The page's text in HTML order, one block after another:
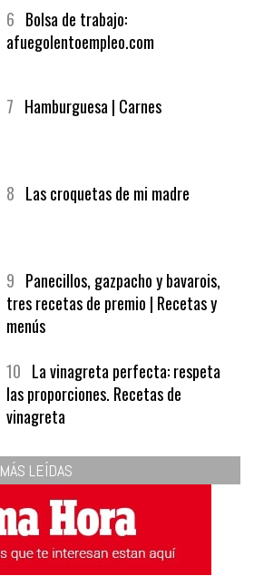
6 Bolsa de trabajo:
afuegolentoempleo.com
7 Hamburguesa | Carnes
8 Las croquetas de mi madre
9 Panecillos, gazpacho y bavarois,
tres recetas de premio | Recetas y
menús
10 La vinagreta perfecta: respeta
las proporciones. Recetas de
vinagreta
MÁS LEÍDAS